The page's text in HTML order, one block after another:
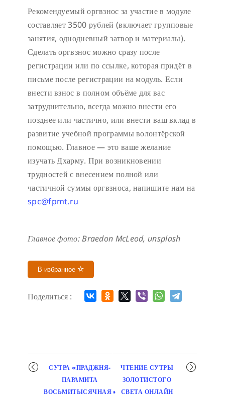
Рекомендуемый оргвзнос за участие в модуле
составляет 3500 рублей (включает групповые
занятия, однодневный затвор и материалы).
Сделать оргвзнос можно сразу после
регистрации или по ссылке, которая придёт в
письме после регистрации на модуль. Если
внести взнос в полном объёме для вас
затруднительно, всегда можно внести его
позднее или частично, или внести ваш вклад в
развитие учебной программы волонтёрской
помощью. Главное — это ваше желание
изучать Дхарму. При возникновении
трудностей с внесением полной или
частичной суммы оргвзноса, напишите нам на
spc@fpmt.ru
Главное фото:Braedon McLeod, unsplash
В избранное
Поделиться :
Мероприятие
навигация
СУТРА «ПРАДЖНЯ-
ПАРАМИТА
ВОСЬМИТЫСЯЧНАЯ»
ЧТЕНИЕ СУТРЫ
ЗОЛОТИСТОГО
СВЕТА ОНЛАЙН